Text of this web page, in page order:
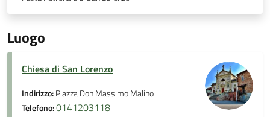
Luogo
Chiesa di San Lorenzo
Indirizzo:Piazza Don Massimo Malino
Telefono:0141203118